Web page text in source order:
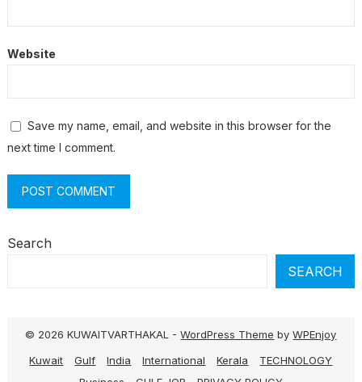
Website
Save my name, email, and website in this browser for the
next time I comment.
Search
SEARCH
© 2026 KUWAITVARTHAKAL -WordPress Theme byWPEnjoy
Kuwait
Gulf India International Kerala
TECHNOLOGY